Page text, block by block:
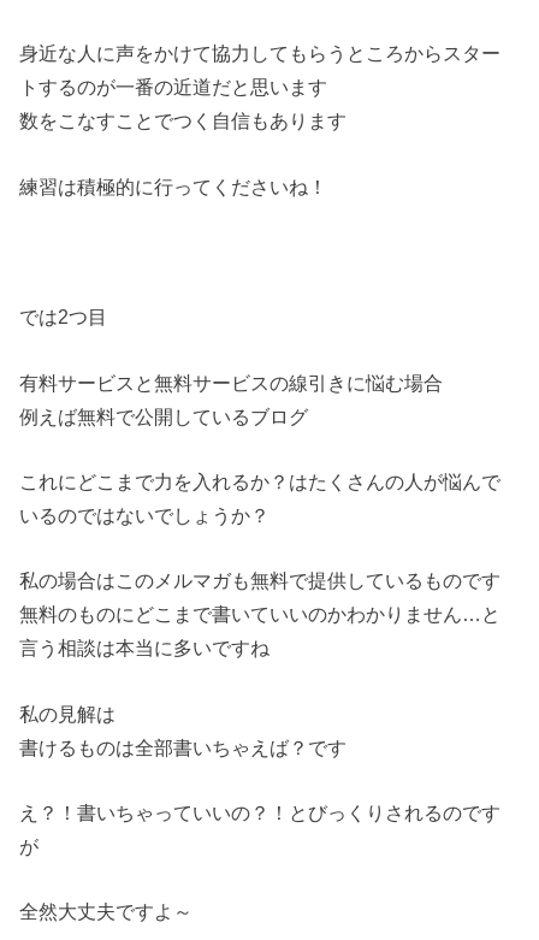
身近な人に声をかけて協力してもらうところからスター
トするのが一番の近道だと思います
数をこなすことでつく自信もあります
練習は積極的に行ってくださいね！
では2つ目
有料サービスと無料サービスの線引きに悩む場合
例えば無料で公開しているブログ
これにどこまで力を入れるか？はたくさんの人が悩んで
いるのではないでしょうか？
私の場合はこのメルマガも無料で提供しているものです
無料のものにどこまで書いていいのかわかりません…と
言う相談は本当に多いですね
私の見解は
書けるものは全部書いちゃえば？です
え？！書いちゃっていいの？！とびっくりされるのです
が
全然大丈夫ですよ～